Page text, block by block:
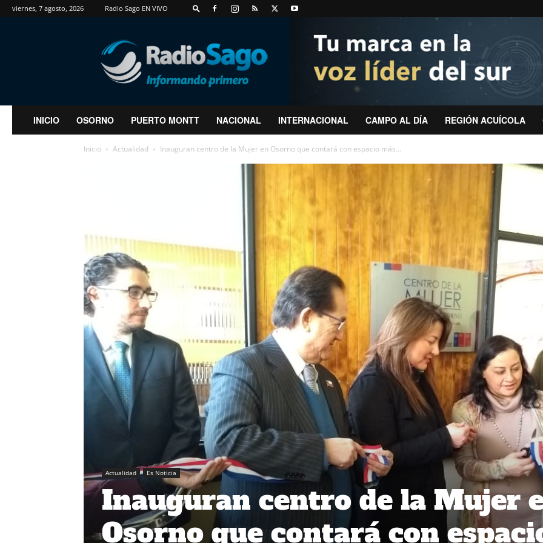
viernes, 7 agosto, 2026 Radio Sago EN VIVO
RadioSago
INICIO OSORNO PUERTO MONTT NACIONAL INTERNACIONAL CAMPO AL DÍA REGIÓN ACUÍCOLA
Inicio Actualidad Inauguran centro de la Mujer en Osorno que contará con espacio más...
Actualidad Es Noticia
Inauguran centro de la Mujer
Osorno que contará con